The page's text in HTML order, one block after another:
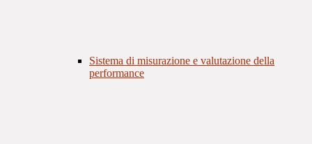
Sistema di misurazione e valutazione della
performance